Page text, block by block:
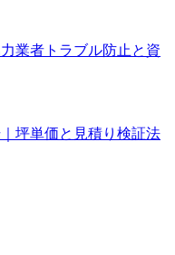
業者トラブル防止と資
坪単価と見積り検証法